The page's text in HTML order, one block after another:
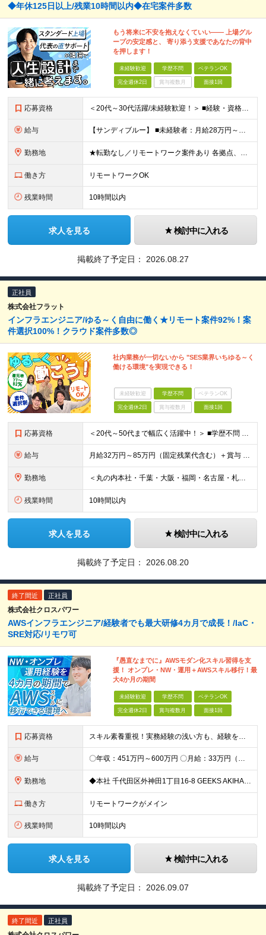
◆年休125日以上/残業10時間以内◆在宅案件多数
もう将来に不安を抱えなくていい―― 上場グル
ープの安定感と、 寄り添う支援であなたの背中
を押します！
未経験歓迎 学歴不問 ベテランOK
完全週休2日 賞与複数月 面接1回
応募資格 ＜20代～30代活躍/未経験歓迎！＞ ■経験・資格不問 ■学歴不問 ★「安定環境で長く働きたい」「クラウドスキルを磨きたい」 という方はぜひご応募ください◎
給与 【サンディブルー】 ■未経験者：月給28万円～（固定残業代20h分/3万4392円～含む） ■経験者：月給35万円～80万円（固定残業代20h分/4万6296円～含む） ※入社後半年間は契約社員、正社
勤務地 ★転勤なし／リモートワーク案件あり 各拠点、もしくは案件先のクライアントオフィス、在宅リモート。 ■サイオス・サイオステクノロジー：東京都港区南麻布2-12-3 サイオスビル ■サンディブルー：東
働き方 リモートワークOK
残業時間 10時間以内
求人を見る 検討中に入れる
掲載終了予定日： 2026.08.27
正社員
株式会社フラット
インフラエンジニア/ゆる～く自由に働く★リモート案件92%！案
件選択100%！クラウド案件多数◎
社内業務が一切ないから "SES業界いちゆる～く
働ける環境"を実現できる！
未経験歓迎 学歴不問 ベテランOK
完全週休2日 賞与複数月 面接1回
応募資格 ＜20代～50代まで幅広く活躍中！＞ ■学歴不問 ■インフラエンジニアとして6ヶ月以上の経験がある方 ＜以下のような方を歓迎します＞ ◇ゆる～く自由に働ける職場を探している方 ◇面倒な社内業務のな
給与 月給32万円～85万円（固定残業代含む）＋賞与 ※上記月給には月40時間分の一律の固定残業代（月7万6,200円～20万2,400円）が含まれます。超過分は別途全額支給します。 ※給与は経験・能力を
勤務地 ＜丸の内本社・千葉・大阪・福岡・名古屋・札幌のオフィスまたは首都圏近郊のプロジェクト先＞ ※転勤はありません ※勤務地はあなたの希望を最大限考慮します ※リモートワークもご相談下さい ■丸の内本社
残業時間 10時間以内
求人を見る 検討中に入れる
掲載終了予定日： 2026.08.20
終了間近 正社員
株式会社クロスパワー
AWSインフラエンジニア/経験者でも最大研修4カ月で成長！/IaC・
SRE対応/リモワ可
『愚直なまでに』AWSモダン化スキル習得を支
援！ オンプレ・NW・運用＋AWSスキル移行！最
大4か月の期間
未経験歓迎 学歴不問 ベテランOK
完全週休2日 賞与複数月 面接1回
応募資格 スキル素養重視！実務経験の浅い方も、経験を活かしたい中堅層も、幅広く歓迎します！ ・学歴不問 ・システム運用、構築、開発経験または相当の見識がある方 ◆賞与年2回有◆20～50代まで幅広い年代が
給与 〇年収：451万円～600万円 〇月給：33万円（固定残業87,187円含）～ 44.3万円（固定残業110,039円含）＋賞与＋資格手当 ※固定残業は45時間（当社の平均残業は8時間です）。 万が
勤務地 ◆本社 千代田区外神田1丁目16-8 GEEKS AKIHABARA 3階 ◆リモートワーク者多数 ※上記を除く当社関連勤務地
働き方 リモートワークがメイン
残業時間 10時間以内
求人を見る 検討中に入れる
掲載終了予定日： 2026.09.07
終了間近 正社員